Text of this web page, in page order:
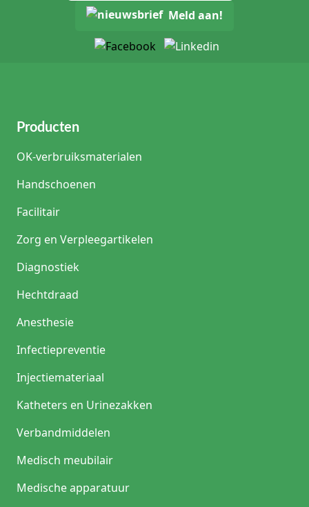
Meld aan!
Producten
OK-verbruiksmaterialen
Handschoenen
Facilitair
Zorg en Verpleegartikelen
Diagnostiek
Hechtdraad
Anesthesie
Infectiepreventie
Injectiemateriaal
Katheters en Urinezakken
Verbandmiddelen
Medisch meubilair
Medische apparatuur